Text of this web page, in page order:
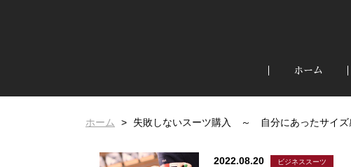
ホーム
ホーム 失敗しないスーツ購入 ～ 自分にあったサイ
2022.08.20 ビジネススーツ